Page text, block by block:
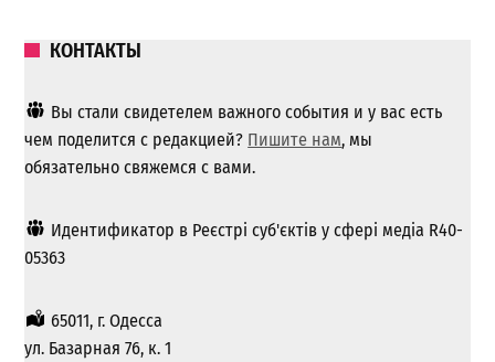
КОНТАКТЫ
Вы стали свидетелем важного события и у вас есть
чем поделится с редакцией? Пишите нам, мы
обязательно свяжемся с вами.
Идентификатор в Реєстрі суб'єктів у сфері медіа R40-
05363
65011, г. Одесса
ул. Базарная 76, к. 1